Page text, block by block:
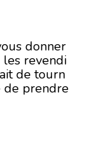
donner
les revendi
de tourn
de prendre